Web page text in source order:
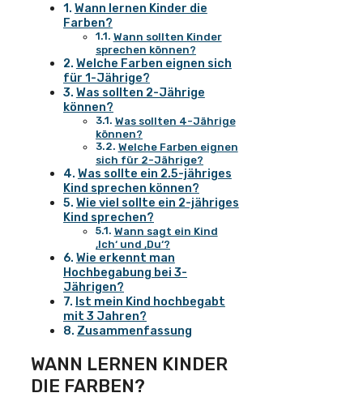
Wann lernen Kinder die
Farben?
Wann sollten Kinder
sprechen können?
Welche Farben eignen sich
für 1-Jährige?
Was sollten 2-Jährige
können?
Was sollten 4-Jährige
können?
Welche Farben eignen
sich für 2-Jährige?
Was sollte ein 2.5-jähriges
Kind sprechen können?
Wie viel sollte ein 2-jähriges
Kind sprechen?
Wann sagt ein Kind
‚Ich‘ und ‚Du‘?
Wie erkennt man
Hochbegabung bei 3-
Jährigen?
Ist mein Kind hochbegabt
mit 3 Jahren?
Zusammenfassung
WANN LERNEN KINDER
DIE FARBEN?